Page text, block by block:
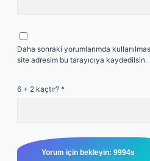
Daha sonraki yorumlarımda
site adresim bu tarayıcıya kaydedilsin.
6 + 2 kaçtır? *